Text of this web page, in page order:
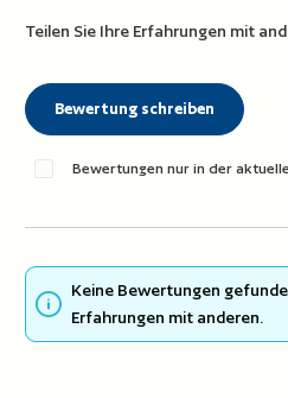
Teilen Sie Ihre Erfahrungen mit
Bewertung schreiben
Bewertungen nur in der
Keine Bewertungen
Erfahrungen mit anderen.